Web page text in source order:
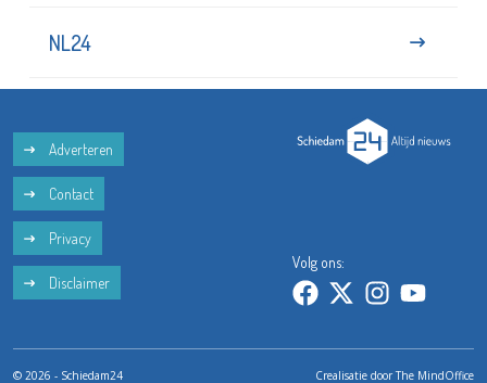
NL24
Adverteren
Contact
Privacy
Disclaimer
Volg ons:
© 2026 - Schiedam24 Crealisatie doorThe MindOffice